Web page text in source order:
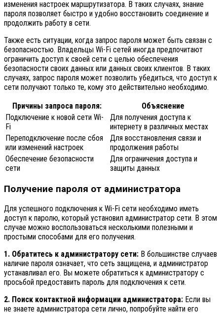
изменения настроек маршрутизатора. В таких случаях, знание
пароля позволяет быстро и удобно восстановить соединение и
продолжить работу в сети.
Также есть ситуации, когда запрос пароля может быть связан с
безопасностью. Владельцы Wi-Fi сетей иногда предпочитают
ограничить доступ к своей сети с целью обеспечения
безопасности своих данных или данных своих клиентов. В таких
случаях, запрос пароля может позволить убедиться, что доступ к
сети получают только те, кому это действительно необходимо.
Причины запроса пароля:
Объяснение
Подключение к новой сети Wi-
Fi
Для получения доступа к
интернету в различных местах
Переподключение после сбоя
или изменений настроек
Для восстановления связи и
продолжения работы
Обеспечение безопасности
сети
Для ограничения доступа и
защиты данных
Получение пароля от администратора
Для успешного подключения к Wi-Fi сети необходимо иметь
доступ к паролю, который установил администратор сети. В этом
случае можно воспользоваться несколькими полезными и
простыми способами для его получения.
1. Обратитесь к администратору сети: В большинстве случаев
наличие пароля означает, что сеть защищена, и администратор
устанавливал его. Вы можете обратиться к администратору с
просьбой предоставить пароль для подключения к сети.
2. Поиск контактной информации администратора: Если вы
не знаете администратора сети лично, попробуйте найти его